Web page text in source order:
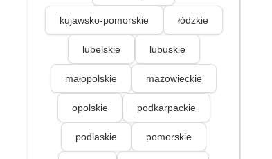
kujawsko-pomorskie łódzkie
lubelskie lubuskie
małopolskie mazowieckie
opolskie podkarpackie
podlaskie pomorskie